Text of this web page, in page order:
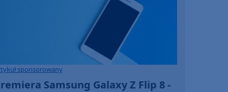
sponsorowany
Samsung Galaxy Z Flip 8 -